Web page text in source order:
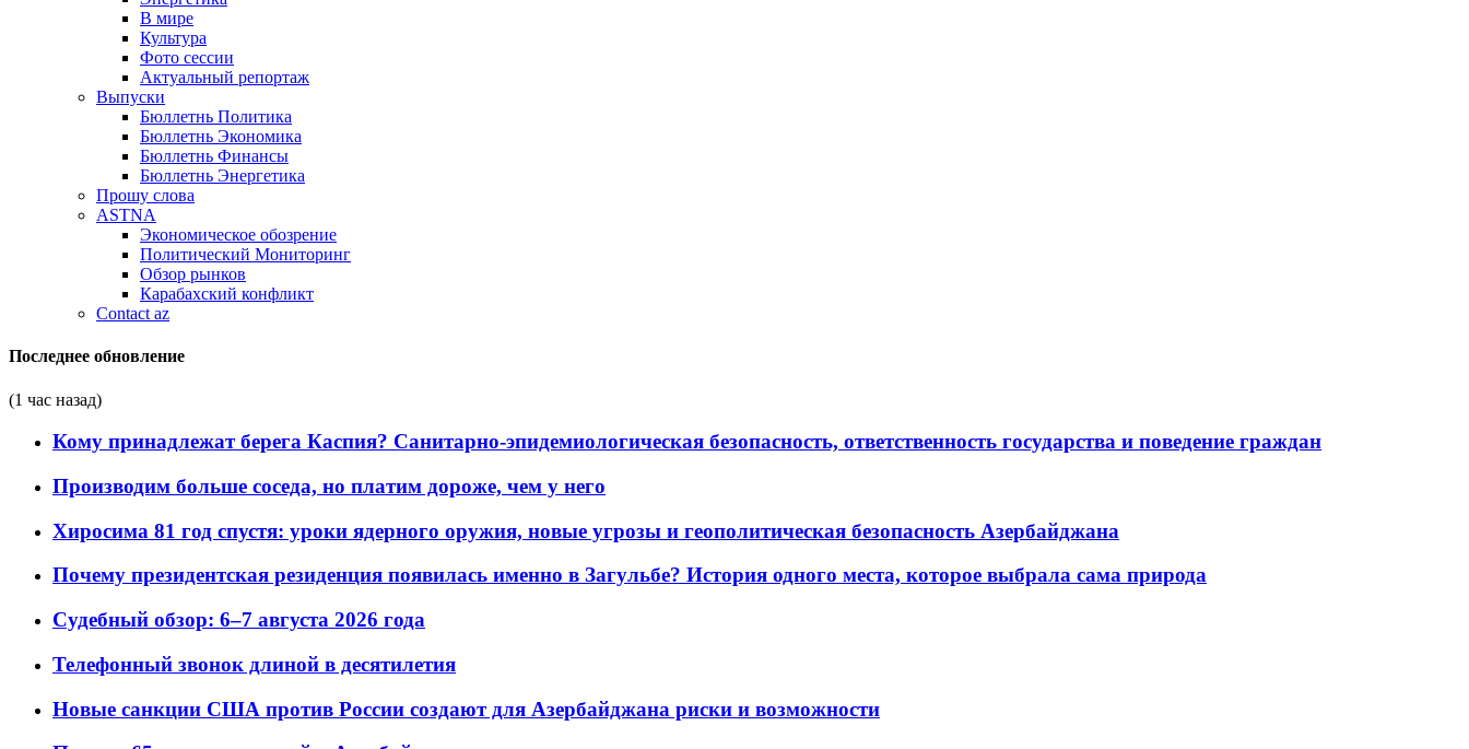
В мире
Культура
Фото сессии
Актуальный репортаж
Выпуски
Бюллетнь Политика
Бюллетнь Экономика
Бюллетнь Финансы
Бюллетнь Энергетика
Прошу слова
ASTNA
Экономическое обозрение
Политический Мониторинг
Обзор рынков
Карабахский конфликт
Contact az
Последнее обновление
(1 час назад)
Кому принадлежат берега Каспия? Санитарно-эпидемиологическая безопасность, ответственность государства и поведение граждан
Производим больше соседа, но платим дороже, чем у него
Хиросима 81 год спустя: уроки ядерного оружия, новые угрозы и геополитическая безопасность Азербайджана
Почему президентская резиденция появилась именно в Загульбе? История одного места, которое выбрала сама природа
Судебный обзор: 6–7 августа 2026 года
Телефонный звонок длиной в десятилетия
Новые санкции США против России создают для Азербайджана риски и возможности